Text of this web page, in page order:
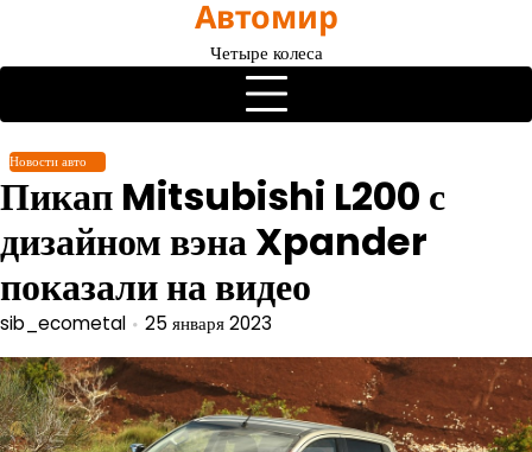
содержимому
Автомир
Четыре колеса
Новости авто
Пикап Mitsubishi L200 с
дизайном вэна Xpander
показали на видео
sib_ecometal 25 января 2023